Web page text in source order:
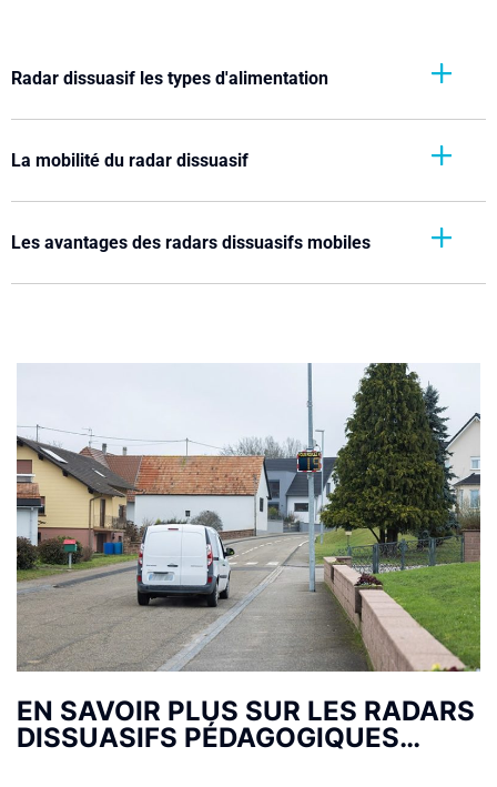
Radar dissuasif les types d'alimentation
La mobilité du radar dissuasif
Les avantages des radars dissuasifs mobiles
EN SAVOIR PLUS SUR LES RADARS
DISSUASIFS PÉDAGOGIQUES…